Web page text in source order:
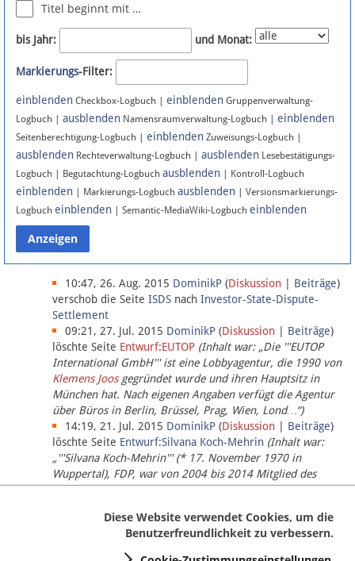
Newsletter
Bluesky
Facebook
Instagram
Anmelden
Datenschutz
Über Lobbypedia
Impressum
Titel beginnt mit …
bis Jahr: und Monat:
Markierungs-Filter:
einblenden Checkbox-Logbuch | einblenden Gruppenverwaltung-
Logbuch | ausblenden Namensraumverwaltung-Logbuch | einblenden
Seitenberechtigung-Logbuch | einblenden Zuweisungs-Logbuch |
ausblenden Rechteverwaltung-Logbuch | ausblenden Lesebestätigungs-
Logbuch | Begutachtung-Logbuch ausblenden | Kontroll-Logbuch
einblenden | Markierungs-Logbuch ausblenden | Versionsmarkierungs-
Logbuch einblenden | Semantic-MediaWiki-Logbuch einblenden
10:47, 26. Aug. 2015 DominikP (Diskussion Beiträge)
verschob die Seite ISDS nach Investor-State-Dispute-
Settlement
09:21, 27. Jul. 2015 DominikP (Diskussion Beiträge)
löschte Seite Entwurf:EUTOP (Inhalt war: „Die '''EUTOP
International GmbH''' ist eine Lobbyagentur, die 1990 von
Klemens Joosgegründet wurde und ihren Hauptsitz in
München hat. Nach eigenen Angaben verfügt die Agentur
über Büros in Berlin, Brüssel, Prag, Wien, Lond…“)
14:19, 21. Jul. 2015 DominikP (Diskussion Beiträge)
löschte Seite Entwurf:Silvana Koch-Mehrin (Inhalt war:
„'''Silvana Koch-Mehrin''' (* 17. November 1970 in
Wuppertal), FDP, war von 2004 bis 2014 Mitglied des
Europäischen Parlaments, seit November 2014 ist sie für
Diese Website verwendet Cookies, um die
Benutzerfreundlichkeit zu verbessern.